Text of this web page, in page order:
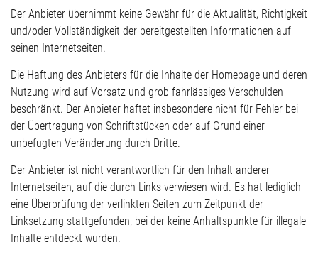
Der Anbieter übernimmt keine Gewähr für die Aktualität, Richtigkeit
und/oder Vollständigkeit der bereitgestellten Informationen auf
seinen Internetseiten.
Die Haftung des Anbieters für die Inhalte der Homepage und deren
Nutzung wird auf Vorsatz und grob fahrlässiges Verschulden
beschränkt. Der Anbieter haftet insbesondere nicht für Fehler bei
der Übertragung von Schriftstücken oder auf Grund einer
unbefugten Veränderung durch Dritte.
Der Anbieter ist nicht verantwortlich für den Inhalt anderer
Internetseiten, auf die durch Links verwiesen wird. Es hat lediglich
eine Überprüfung der verlinkten Seiten zum Zeitpunkt der
Linksetzung stattgefunden, bei der keine Anhaltspunkte für illegale
Inhalte entdeckt wurden.